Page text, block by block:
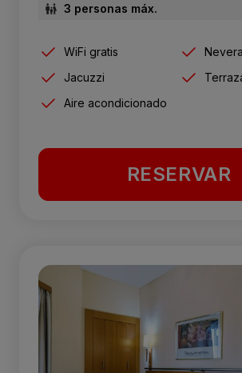
3 personas máx.
WiFi gratis
Nevera
Jacuzzi
Aire acondicionado
RESERVAR